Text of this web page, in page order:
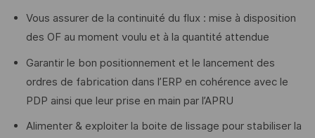
Vous assurer de la continuité du flux : mise à disposition
des OF au moment voulu et à la quantité attendue
Garantir le bon positionnement et le lancement des
ordres de fabrication dans l’ERP en cohérence avec le
PDP ainsi que leur prise en main par l’APRU
Alimenter & exploiter la boite de lissage pour stabiliser la